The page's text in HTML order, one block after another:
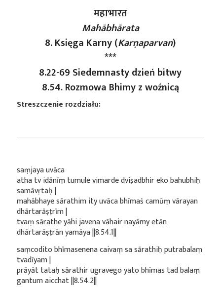
महाभारत
Mahābhārata
8. Księga Karny (Karṇaparvan)
***
8.22-69 Siedemnasty dzień bitwy
8.54. Rozmowa Bhimy z woźnicą
Streszczenie rozdziału:
saṃjaya uvāca
atha tv idānīṃ tumule vimarde dviṣadbhir eko bahubhiḥ
samāvṛtaḥ |
mahābhaye sārathim ity uvāca bhīmaś camūṃ vārayan
dhārtarāṣṭrīm |
tvaṃ sārathe yāhi javena vāhair nayāmy etān
dhārtarāṣṭrān yamāya ||8.54.1||
saṃcodito bhīmasenena caivaṃ sa sārathiḥ putrabalaṃ
tvadīyam |
prāyāt tataḥ sārathir ugravego yato bhīmas tad balaṃ
gantum aicchat ||8.54.2||